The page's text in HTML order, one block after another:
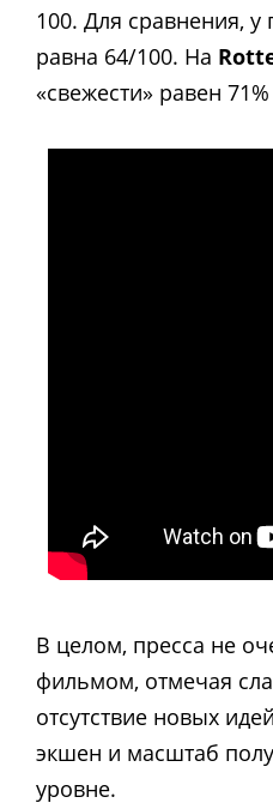
100. Для сравнения, у
равна 64/100. На
«свежести» равен
В целом, пресса не
фильмом, отмечая
отсутствие новых
экшен и масштаб
уровне.